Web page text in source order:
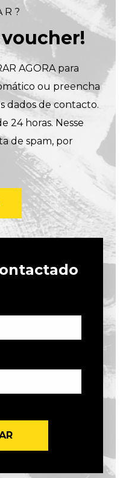
AGORA para
ou preencha
dados de contacto.
24 horas. Nesse
de spam, por